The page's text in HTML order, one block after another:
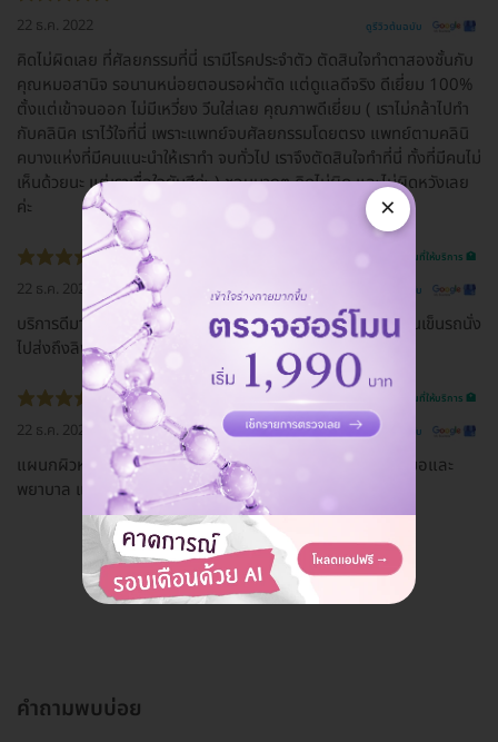
22 ธ.ค. 2022 ดูรีวิวต้นฉบับ
คิดไม่ผิดเลย ที่ศัลยกรรมที่นี่ เรามีโรคประจำตัว ตัดสินใจทำตาสองชั้นกับ
คุณหมอสานิจ รอนานหน่อยตอนรอผ่าตัด แต่ดูแลดีจริง ดีเยี่ยม 100%
ตั้งแต่เข้าจนออก ไม่มีเหวี่ยง วีนใส่เลย คุณภาพดีเยี่ยม ( เราไม่กล้าไปทำ
กับคลินิค เราไว้ใจที่นี่ เพราะแพทย์จบศัลยกรรมโดยตรง แพทย์ตามคลินิ
คบางแห่งที่มีคนแนะนำให้เราทำ จบทั่วไป เราจึงตัดสินใจทำที่นี่ ทั้งที่มีคนไม่
เห็นด้วยนะ แต่เราเชื่อใจยันฮีค่ะ ) ชอบมากๆ คิดไม่ผิด และไม่ผิดหวังเลย
ค่ะ
รีวิวสถานที่ให้บริการ 🏥
22 ธ.ค. 2022 ดูรีวิวต้นฉบับ
บริการดีมาก มีคนเดินพาไปทุกจุด มีที่นั่งรอดี มีที่ชาร์ทแบต มีคนเข็นรถนั่ง
ไปส่งถึงลิฟท์
รีวิวสถานที่ให้บริการ 🏥
22 ธ.ค. 2022 ดูรีวิวต้นฉบับ
แผนกผิวหนัง Skin and laser center บริการดีมากค่ะ คุณหมอและ
พยาบาล แนะนำค่ะ
ดูรีวิวทั้งหมด
คำถามพบบ่อย
×